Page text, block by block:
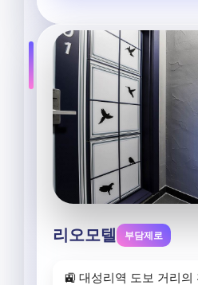
리오모텔 부담제로
🚉 대성리역 도보 거리의